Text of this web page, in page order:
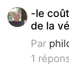
-le
de la
Par
1